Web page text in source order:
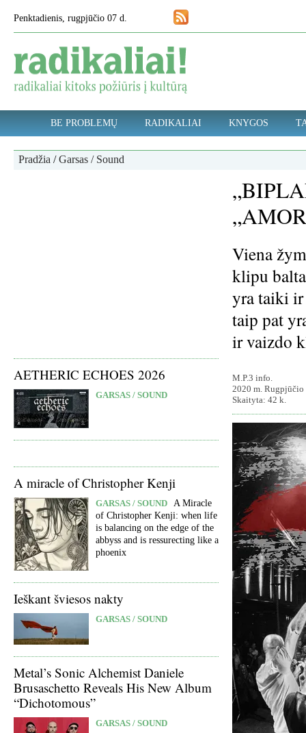
Penktadienis, rugpjūčio 07 d.
BE PROBLEMŲ RADIKALIAI KNYGOS
Pradžia /Garsas / Sound
AETHERIC ECHOES 2026
GARSAS / SOUND
A miracle of Christopher Kenji
GARSAS / SOUND A Miracle
of Christopher Kenji: when life
is balancing on the edge of the
abbyss and is ressurecting like a
phoenix
Ieškant šviesos nakty
GARSAS / SOUND
Metal’s Sonic Alchemist Daniele
Brusaschetto Reveals His New Album
“Dichotomous”
GARSAS / SOUND
Viena
klipu
yra taiki
taip pat
ir vaizdo
M.P.3 info.
2020 m. Rugpjūčio
Skaityta: 42 k.